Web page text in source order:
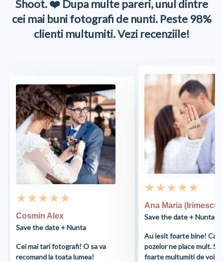
Shoot. ❤️ Dupa multe pareri, unul dintre
cei mai buni fotografi de nunti. Peste 98%
clienti multumiti. Vezi recenziile!
★ ★ ★ ★ ★
Cosmin Alex
Save the date + Nunta
Cei mai tari fotografi! O sa va
recomand la toata lumea!
★ ★ ★ ★ ★
Ana Maria (Irimescu)
Save the date + Nunta
Au iesit foarte bine!
pozelor ne place mult.
foarte multumiti de voi,